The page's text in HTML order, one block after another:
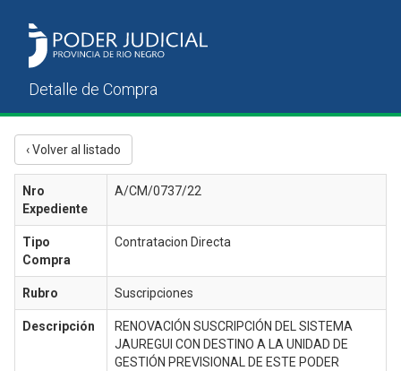
‹ Volver al listado
Nro
Expediente
A/CM/0737/22
Tipo
Compra
Contratacion Directa
Rubro Suscripciones
Descripción
RENOVACIÓN SUSCRIPCIÓN DEL SISTEMA
JAUREGUI CON DESTINO A LA UNIDAD DE
GESTIÓN PREVISIONAL DE ESTE PODER